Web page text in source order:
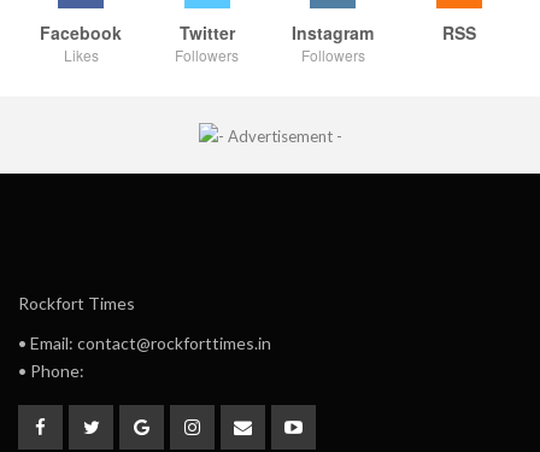
Facebook
Likes
Twitter
Followers
Instagram
Followers
RSS
Rockfort Times
• Email: contact@rockforttimes.in
• Phone: